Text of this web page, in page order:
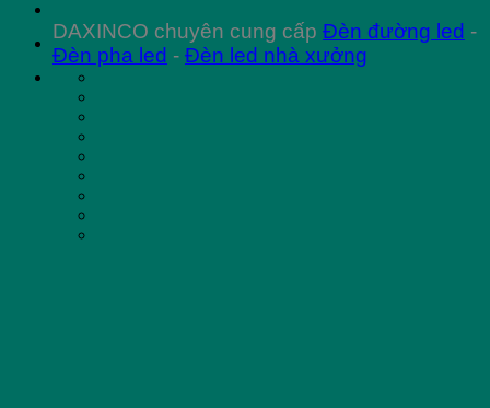
DAXINCO chuyên cung cấp Đèn đường led -
Đèn pha led - Đèn led nhà xưởng